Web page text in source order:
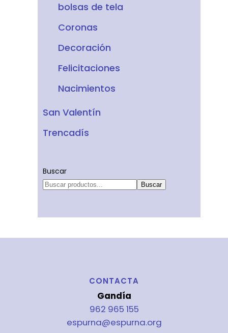
bolsas de tela
Coronas
Decoración
Felicitaciones
Nacimientos
San Valentín
Trencadís
Buscar
Buscar
CONTACTA
Gandía
962 965 155
espurna@espurna.org